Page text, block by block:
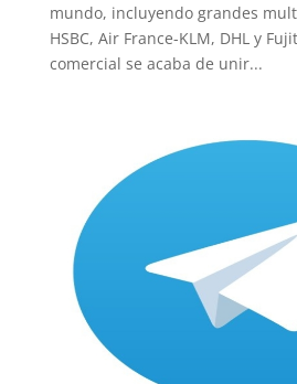
mundo, incluyendo grandes
HSBC, Air France-KLM, DHL y
comercial se acaba de unir...